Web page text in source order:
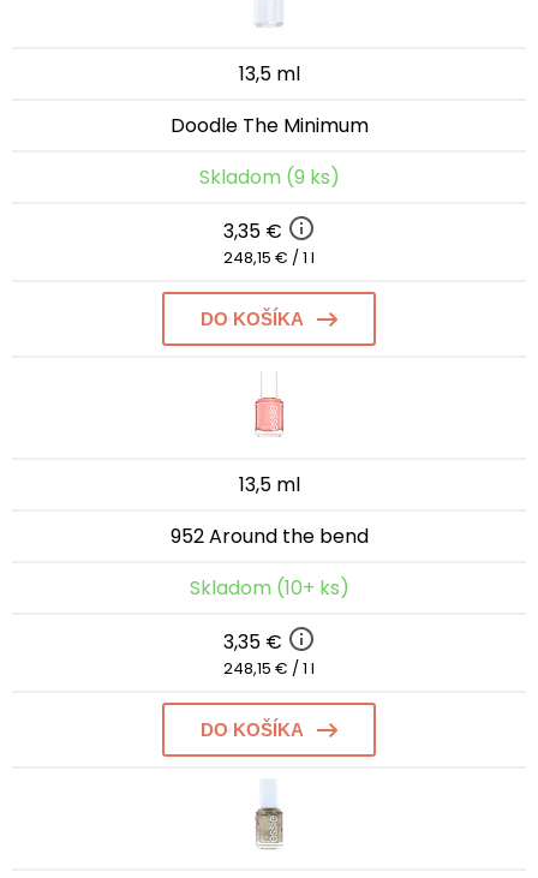
13,5 ml
Doodle The Minimum
Skladom (9 ks)
3,35 €
248,15 € / 1 l
DO KOŠÍKA
13,5 ml
952 Around the bend
Skladom (10+ ks)
3,35 €
248,15 € / 1 l
DO KOŠÍKA